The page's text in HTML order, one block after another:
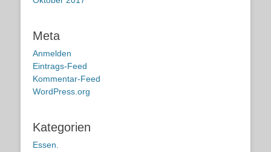
Meta
Anmelden
Eintrags-Feed
Kommentar-Feed
WordPress.org
Kategorien
Essen.